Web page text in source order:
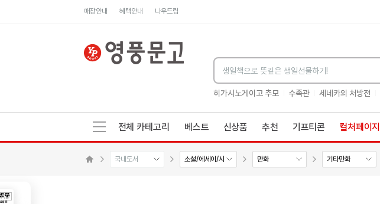
매장안내 혜택안내 나우드림
히가시노게이고 추모 수족관 세네카의 처방전
전체 카테고리 베스트 신상품 추천 기프티콘 컬처페이지
국내도서 소설/에세이/시 만화 기타만화
AD